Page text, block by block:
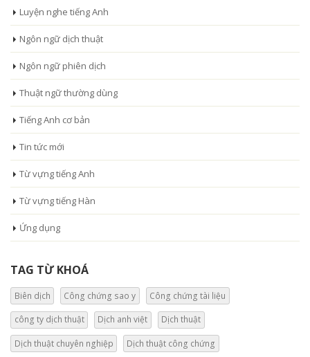
Luyện nghe tiếng Anh
Ngôn ngữ dịch thuật
Ngôn ngữ phiên dịch
Thuật ngữ thường dùng
Tiếng Anh cơ bản
Tin tức mới
Từ vựng tiếng Anh
Từ vựng tiếng Hàn
Ứng dụng
TAG TỪ KHOÁ
Biên dịch Công chứng sao y Công chứng tài liệu
công ty dịch thuật Dịch anh việt Dịch thuật
Dịch thuật chuyên nghiệp Dịch thuật công chứng